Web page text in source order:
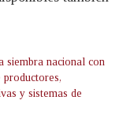
siembra nacional con
productores,
y sistemas de